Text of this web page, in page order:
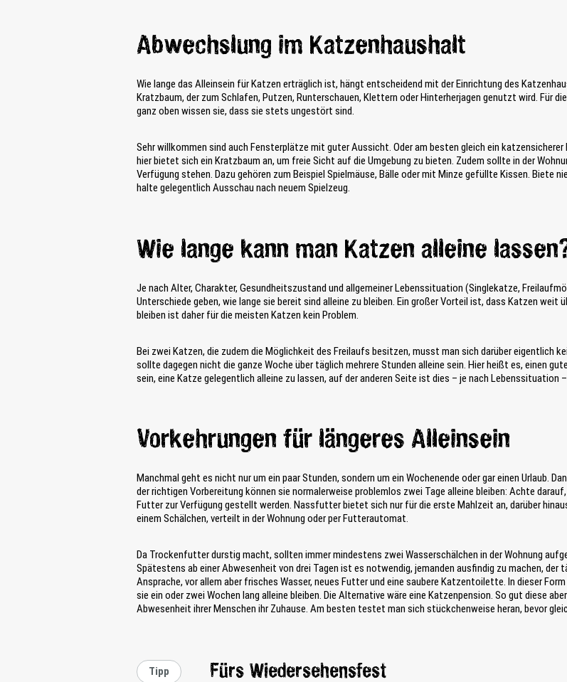
Abwechslung im Katzenhaushalt
Wie lange das Alleinsein für Katzen erträglich ist, hängt entscheidend mit der Einrichtung des
Kratzbaum, der zum Schlafen, Putzen, Runterschauen, Klettern oder Hinterherjagen genutzt wird. Für
ganz oben wissen sie, dass sie stets ungestört sind.
Sehr willkommen sind auch Fensterplätze mit guter Aussicht. Oder am besten gleich ein
hier bietet sich ein Kratzbaum an, um freie Sicht auf die Umgebung zu bieten. Zudem sollte in der
Verfügung stehen. Dazu gehören zum Beispiel Spielmäuse, Bälle oder mit Minze gefüllte Kissen. Biete
halte gelegentlich Ausschau nach neuem Spielzeug.
Wie lange kann man Katzen alleine
Je nach Alter, Charakter, Gesundheitszustand und allgemeiner Lebenssituation (Singlekatze,
Unterschiede geben, wie lange sie bereit sind alleine zu bleiben. Ein großer Vorteil ist, dass Katzen weit
bleiben ist daher für die meisten Katzen kein Problem.
Bei zwei Katzen, die zudem die Möglichkeit des Freilaufs besitzen, musst man sich darüber eigentlich
sollte dagegen nicht die ganze Woche über täglich mehrere Stunden alleine sein. Hier heißt es, einen
sein, eine Katze gelegentlich alleine zu lassen, auf der anderen Seite ist dies – je nach Lebenssituation
Vorkehrungen für längeres Alleinsein
Manchmal geht es nicht nur um ein paar Stunden, sondern um ein Wochenende oder gar einen Urlaub.
der richtigen Vorbereitung können sie normalerweise problemlos zwei Tage alleine bleiben: Achte
Futter zur Verfügung gestellt werden. Nassfutter bietet sich nur für die erste Mahlzeit an, darüber
einem Schälchen, verteilt in der Wohnung oder per Futterautomat.
Da Trockenfutter durstig macht, sollten immer mindestens zwei Wasserschälchen in der Wohnung
Spätestens ab einer Abwesenheit von drei Tagen ist es notwendig, jemanden ausfindig zu machen, der
Ansprache, vor allem aber frisches Wasser, neues Futter und eine saubere Katzentoilette. In dieser
sie ein oder zwei Wochen lang alleine bleiben. Die Alternative wäre eine Katzenpension. So gut diese
Abwesenheit ihrer Menschen ihr Zuhause. Am besten testet man sich stückchenweise heran, bevor
Tipp Fürs Wiedersehensfest